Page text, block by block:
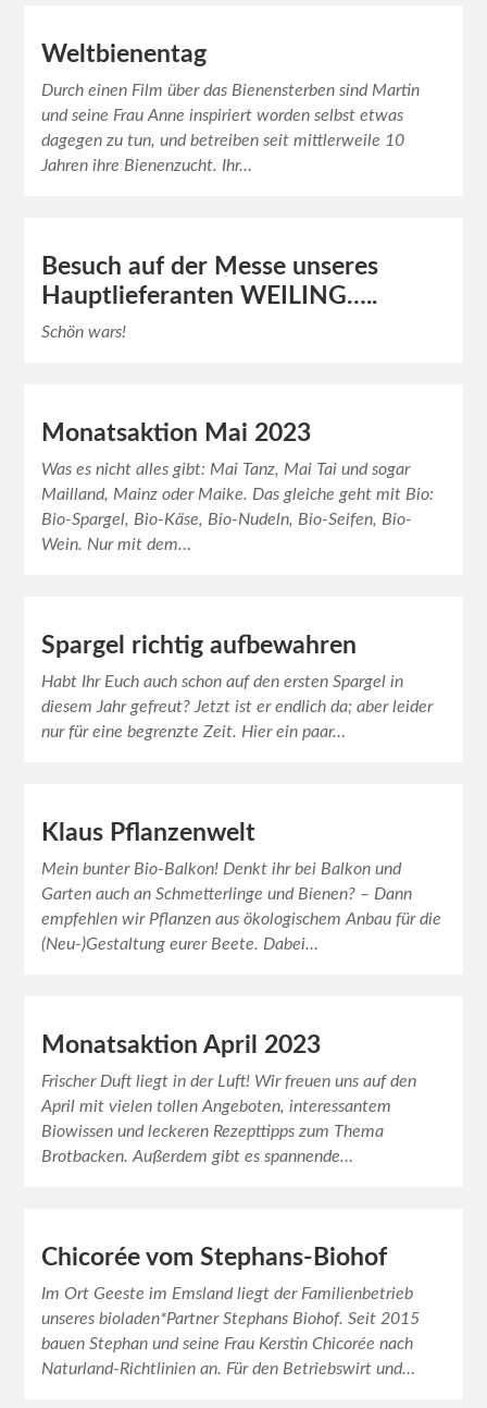
Weltbienentag
Durch einen Film über das Bienensterben sind Martin
und seine Frau Anne inspiriert worden selbst etwas
dagegen zu tun, und betreiben seit mittlerweile 10
Jahren ihre Bienenzucht. Ihr…
Besuch auf der Messe unseres
Hauptlieferanten WEILING…..
Schön wars!
Monatsaktion Mai 2023
Was es nicht alles gibt: Mai Tanz, Mai Tai und sogar
Mailland, Mainz oder Maike. Das gleiche geht mit Bio:
Bio-Spargel, Bio-Käse, Bio-Nudeln, Bio-Seifen, Bio-
Wein. Nur mit dem…
Spargel richtig aufbewahren
Habt Ihr Euch auch schon auf den ersten Spargel in
diesem Jahr gefreut? Jetzt ist er endlich da; aber leider
nur für eine begrenzte Zeit. Hier ein paar…
Klaus Pflanzenwelt
Mein bunter Bio-Balkon! Denkt ihr bei Balkon und
Garten auch an Schmetterlinge und Bienen? – Dann
empfehlen wir Pflanzen aus ökologischem Anbau für die
(Neu-)Gestaltung eurer Beete. Dabei…
Monatsaktion April 2023
Frischer Duft liegt in der Luft! Wir freuen uns auf den
April mit vielen tollen Angeboten, interessantem
Biowissen und leckeren Rezepttipps zum Thema
Brotbacken. Außerdem gibt es spannende…
Chicorée vom Stephans-Biohof
Im Ort Geeste im Emsland liegt der Familienbetrieb
unseres bioladen*Partner Stephans Biohof. Seit 2015
bauen Stephan und seine Frau Kerstin Chicorée nach
Naturland-Richtlinien an. Für den Betriebswirt und…